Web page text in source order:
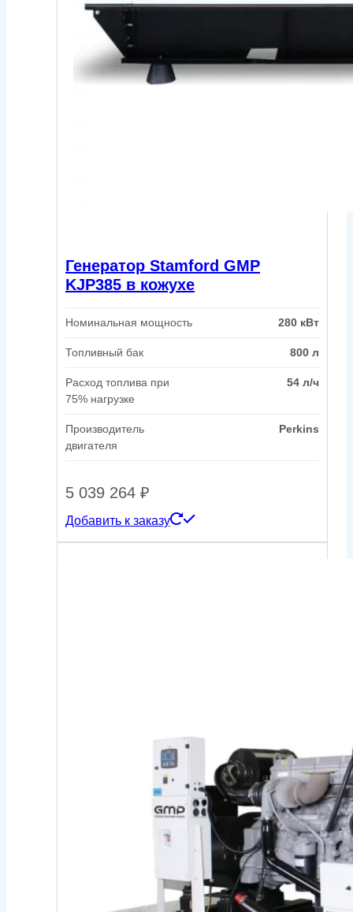
Генератор Stamford GMP
KJP385 в кожухе
Номинальная мощность 280 кВт
Топливный бак 800 л
Расход топлива при
75% нагрузке
54 л/ч
Производитель
двигателя
Perkins
5 039 264 ₽
Добавить к заказу